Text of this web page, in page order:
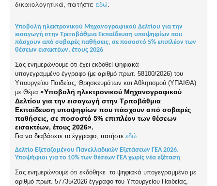
δικαιολογητικά, πατήστε εδώ.
Υποβολή ηλεκτρονικού Μηχανογραφικού Δελτίου για την
εισαγωγή στην Τριτοβάθμια Εκπαίδευση υποψηφίων που
πάσχουν από σοβαρές παθήσεις, σε ποσοστό 5% επιπλέον των
θέσεων εισακτέων, έτους 2026
Σας ενημερώνουμε ότι έχει εκδοθεί ψηφιακά
υπογεγραμμένο έγγραφο (με αριθμό πρωτ. 58100/2026) του
Υπουργείου Παιδείας, Θρησκευμάτων και Αθλητισμού (ΥΠΑΙΘΑ)
με Θέμα «Υποβολή ηλεκτρονικού Μηχανογραφικού
Δελτίου για την εισαγωγή στην Τριτοβάθμια
Εκπαίδευση υποψηφίων που πάσχουν από σοβαρές
παθήσεις, σε ποσοστό 5% επιπλέον των θέσεων
εισακτέων, έτους 2026».
Για να διαβάσετε το έγγραφο, πατήστε εδώ.
Δελτίο Εξεταζομένου Πανελλαδικών Εξετάσεων ΓΕΛ 2026.
Υποψήφιοι για το 10% των θέσεων ΓΕΛ χωρίς νέα εξέταση
Σας ενημερώνουμε ότι εκδόθηκε το ψηφιακά υπογεγραμμένο με
αριθμό πρωτ. 57735/2026 έγγραφο του Υπουργείου Παιδείας,